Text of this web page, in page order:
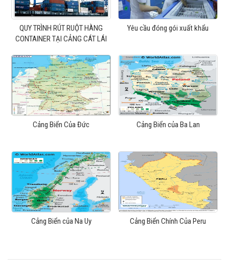
QUY TRÌNH RÚT RUỘT HÀNG
CONTAINER TẠI CẢNG CÁT LÁI
Yêu cầu đóng gói xuất khẩu
Cảng Biển Của Đức Cảng Biển của Ba Lan
Cảng Biển của Na Uy Cảng Biển Chính Của Peru